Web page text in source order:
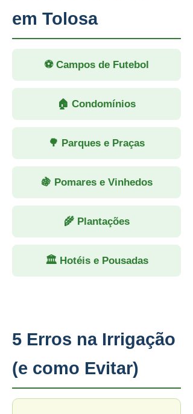
em Tolosa
⚽ Campos de Futebol
🏠 Condomínios
🌳 Parques e Praças
🍇 Pomares e Vinhedos
🌾 Plantações
🏛 Hotéis e Pousadas
5 Erros na Irrigação
(e como Evitar)